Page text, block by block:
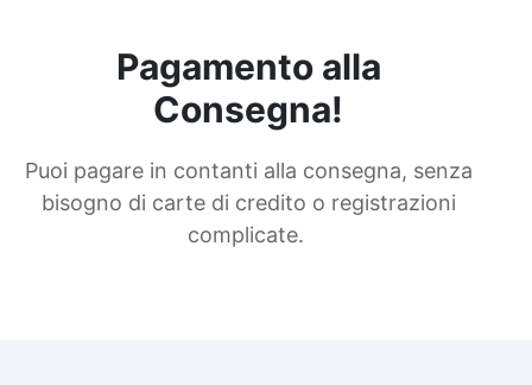
Pagamento alla
Consegna!
Puoi pagare in contanti alla consegna, senza
bisogno di carte di credito o registrazioni
complicate.